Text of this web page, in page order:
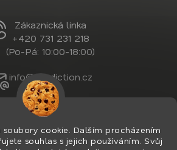
soubory cookie. Dalším procházením
souhlas s jejich používáním. Svůj
Zákaznická linka
+420 731 231 218
(Po-Pá: 10:00-18:00)
info@nordiction.cz